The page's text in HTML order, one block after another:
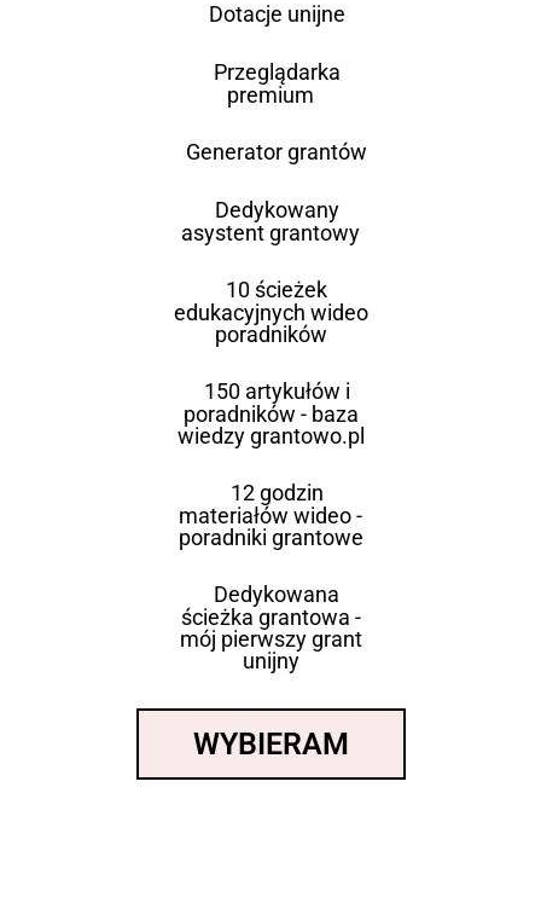
Dotacje unijne
Przeglądarka
premium
Generator grantów
Dedykowany
asystent grantowy
10 ścieżek
edukacyjnych wideo
poradników
150 artykułów i
poradników - baza
wiedzy grantowo.pl
12 godzin
materiałów wideo -
poradniki grantowe
Dedykowana
ścieżka grantowa -
mój pierwszy grant
unijny
WYBIERAM